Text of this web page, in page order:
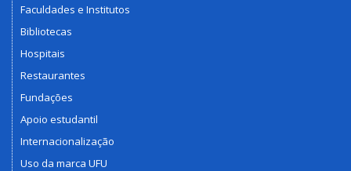
Faculdades e Institutos
Bibliotecas
Hospitais
Restaurantes
Fundações
Apoio estudantil
Internacionalização
Uso da marca UFU